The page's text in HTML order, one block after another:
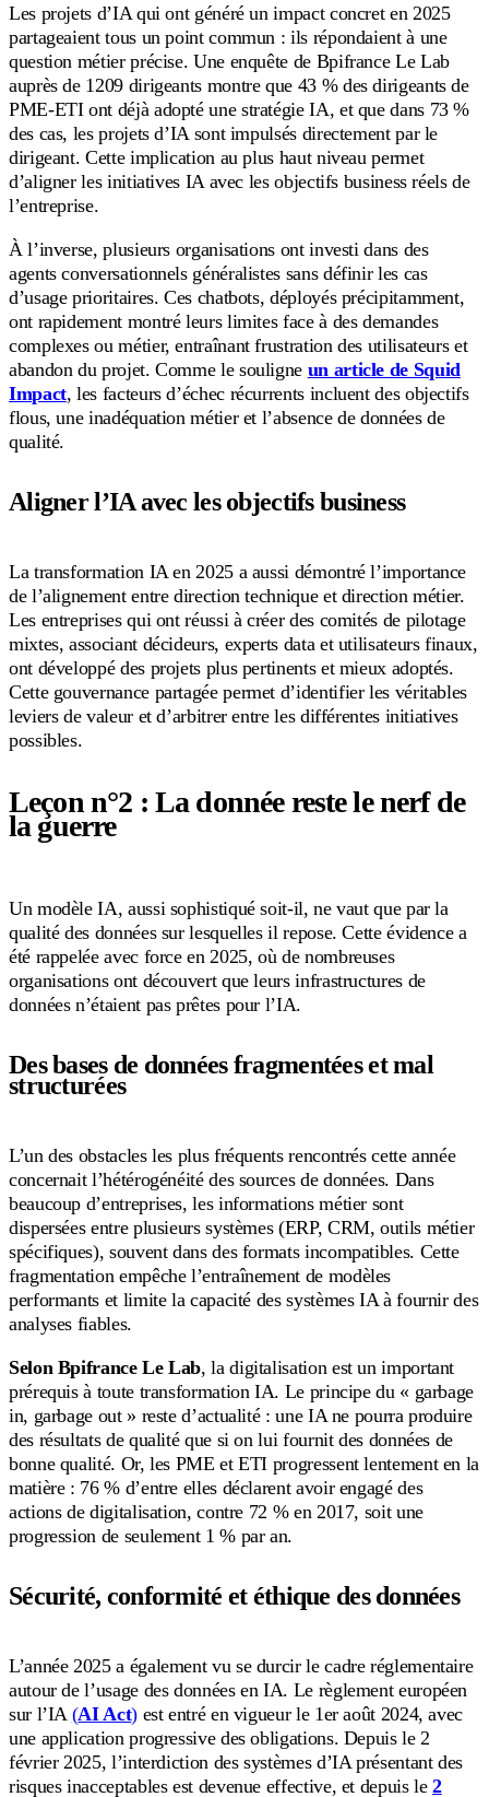
Les projets d’IA qui ont généré un impact concret en 2025
partageaient tous un point commun : ils répondaient à une
question métier précise. Une enquête de Bpifrance Le Lab
auprès de 1209 dirigeants montre que 43 % des dirigeants de
PME-ETI ont déjà adopté une stratégie IA, et que dans 73 %
des cas, les projets d’IA sont impulsés directement par le
dirigeant. Cette implication au plus haut niveau permet
d’aligner les initiatives IA avec les objectifs business réels de
l’entreprise.
À l’inverse, plusieurs organisations ont investi dans des
agents conversationnels généralistes sans définir les cas
d’usage prioritaires. Ces chatbots, déployés précipitamment,
ont rapidement montré leurs limites face à des demandes
complexes ou métier, entraînant frustration des utilisateurs et
abandon du projet. Comme le souligne un article de Squid
Impact, les facteurs d’échec récurrents incluent des objectifs
flous, une inadéquation métier et l’absence de données de
qualité.
Aligner l’IA avec les objectifs business
La transformation IA en 2025 a aussi démontré l’importance
de l’alignement entre direction technique et direction métier.
Les entreprises qui ont réussi à créer des comités de pilotage
mixtes, associant décideurs, experts data et utilisateurs finaux,
ont développé des projets plus pertinents et mieux adoptés.
Cette gouvernance partagée permet d’identifier les véritables
leviers de valeur et d’arbitrer entre les différentes initiatives
possibles.
Leçon n°2 : La donnée reste le nerf de
la guerre
Un modèle IA, aussi sophistiqué soit-il, ne vaut que par la
qualité des données sur lesquelles il repose. Cette évidence a
été rappelée avec force en 2025, où de nombreuses
organisations ont découvert que leurs infrastructures de
données n’étaient pas prêtes pour l’IA.
Des bases de données fragmentées et mal
structurées
L’un des obstacles les plus fréquents rencontrés cette année
concernait l’hétérogénéité des sources de données. Dans
beaucoup d’entreprises, les informations métier sont
dispersées entre plusieurs systèmes (ERP, CRM, outils métier
spécifiques), souvent dans des formats incompatibles. Cette
fragmentation empêche l’entraînement de modèles
performants et limite la capacité des systèmes IA à fournir des
analyses fiables.
Selon Bpifrance Le Lab, la digitalisation est un important
prérequis à toute transformation IA. Le principe du « garbage
in, garbage out » reste d’actualité : une IA ne pourra produire
des résultats de qualité que si on lui fournit des données de
bonne qualité. Or, les PME et ETI progressent lentement en la
matière : 76 % d’entre elles déclarent avoir engagé des
actions de digitalisation, contre 72 % en 2017, soit une
progression de seulement 1 % par an.
Sécurité, conformité et éthique des données
L’année 2025 a également vu se durcir le cadre réglementaire
autour de l’usage des données en IA. Le règlement européen
sur l’IA (AI Act)est entré en vigueur le 1er août 2024, avec
une application progressive des obligations. Depuis le 2
février 2025, l’interdiction des systèmes d’IA présentant des
risques inacceptables est devenue effective, et depuis le2